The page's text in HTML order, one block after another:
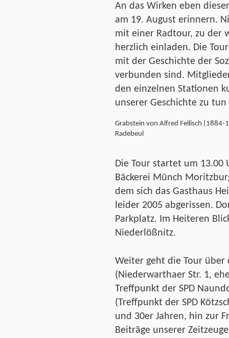
An das Wirken eben
am 19. August erinnern.
mit einer Radtour, zu der
herzlich einladen. Die
mit der Geschichte der
verbunden sind.
den einzelnen Stationen
unserer Geschichte zu
Grabstein von Alfred Fellisch (1884-
Radebeul
Die Tour startet um 13.00
Bäckerei Münch
dem sich das Gasthaus
leider 2005 abgerissen.
Parkplatz. Im Heiteren
Niederlößnitz.
Weiter geht die Tour
(Niederwarthaer Str. 1,
Treffpunkt der SPD
(Treffpunkt der SPD
und 30er Jahren, hin zur
Beiträge unserer